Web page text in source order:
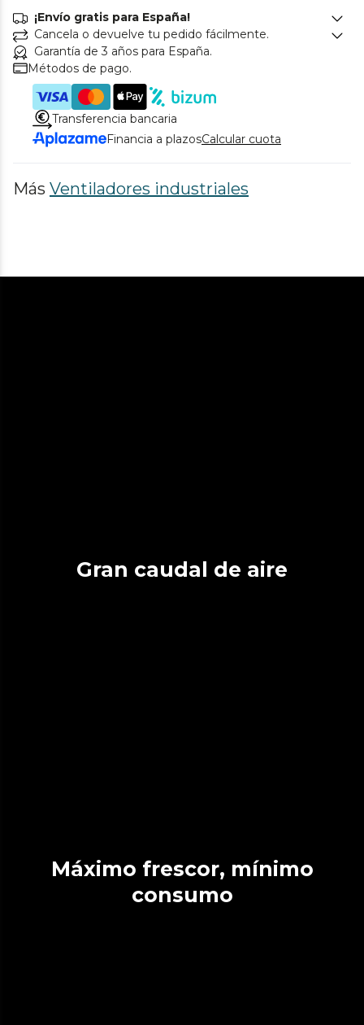
¡Envío gratis para España!
Cancela o devuelve tu pedido fácilmente.
Garantía de 3 años para España.
Métodos de pago.
Transferencia bancaria
Financia a plazosCalcular cuota
Más Ventiladores industriales
Gran caudal de aire
Máximo frescor, mínimo
consumo